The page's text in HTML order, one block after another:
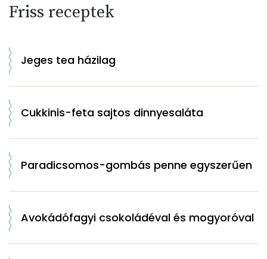
Friss receptek
Jeges tea házilag
Cukkinis-feta sajtos dinnyesaláta
Paradicsomos-gombás penne egyszerűen
Avokádófagyi csokoládéval és mogyoróval